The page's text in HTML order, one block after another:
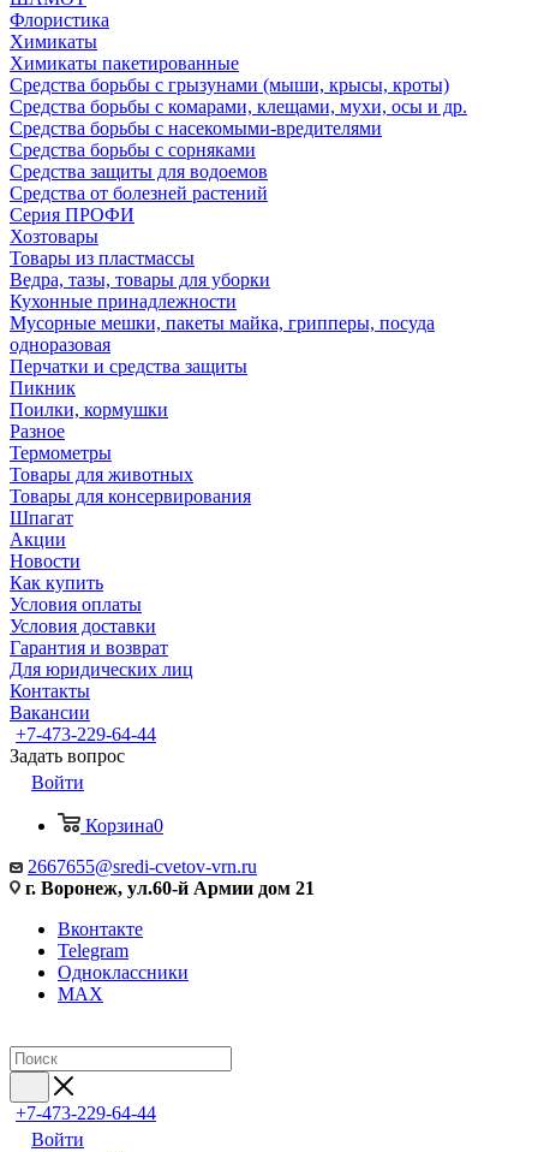
Флористика
Химикаты
Химикаты пакетированные
Средства борьбы с грызунами (мыши, крысы, кроты)
Средства борьбы с комарами, клещами, мухи, осы и др.
Средства борьбы с насекомыми-вредителями
Средства борьбы с сорняками
Средства защиты для водоемов
Средства от болезней растений
Серия ПРОФИ
Хозтовары
Товары из пластмассы
Ведра, тазы, товары для уборки
Кухонные принадлежности
Мусорные мешки, пакеты майка, грипперы, посуда
одноразовая
Перчатки и средства защиты
Пикник
Поилки, кормушки
Разное
Термометры
Товары для животных
Товары для консервирования
Шпагат
Акции
Новости
Как купить
Условия оплаты
Условия доставки
Гарантия и возврат
Для юридических лиц
Контакты
Вакансии
+7-473-229-64-44
Задать вопрос
Войти
Корзина0
2667655@sredi-cvetov-vrn.ru
г. Воронеж, ул.60-й Армии дом 21
Вконтакте
Telegram
Одноклассники
MAX
+7-473-229-64-44
Войти